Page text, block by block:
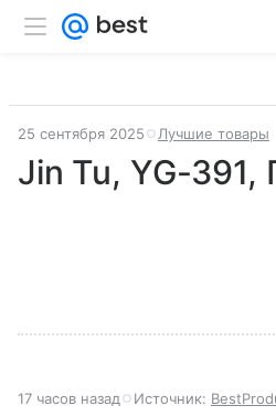
25 сентября 2025 Лучшие товары
Jin Tu, YG-391,
17 часов назад Источник: